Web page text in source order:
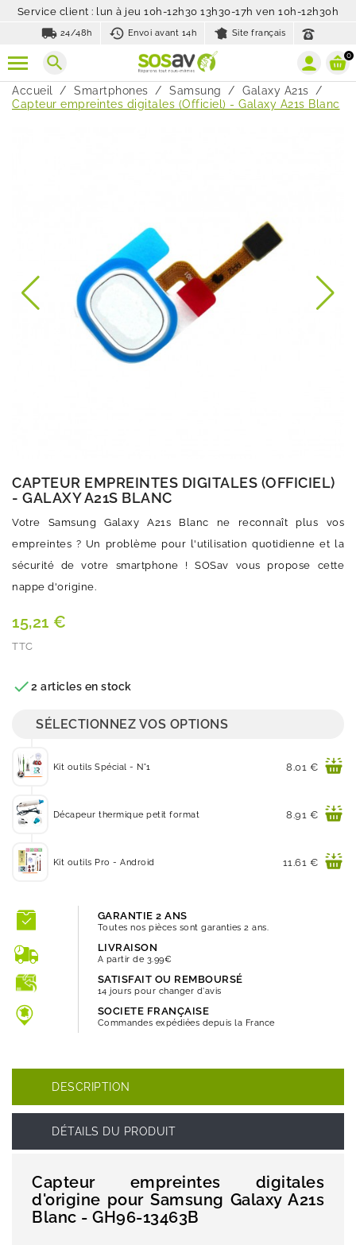
Service client : lun à jeu 10h-12h30 13h30-17h ven 10h-12h30h
local_shipping 24/48h history_toggle_off
Envoi avant 14h Site français
search 0
Accueil Smartphones Samsung
Galaxy A21s
Capteur empreintes digitales (Officiel) - Galaxy A21s Blanc
CAPTEUR EMPREINTES DIGITALES (OFFICIEL)
- GALAXY A21S BLANC
Votre Samsung Galaxy A21s Blanc ne reconnaît plus vos
empreintes ? Un problème pour l'utilisation quotidienne et la
sécurité de votre smartphone ! SOSav vous propose cette
nappe d'origine.
15,21 €
TTC
2 articles en stock
SÉLECTIONNEZ VOS OPTIONS
Kit outils Spécial - N°1 Prix
8.01 €
Décapeur thermique petit format Prix
8.91 €
Kit outils Pro - Android Prix
11.61 €
GARANTIE 2 ANS
Toutes nos pièces sont garanties 2 ans.
LIVRAISON
A partir de 3.99€
SATISFAIT OU REMBOURSÉ
14 jours pour changer d'avis
SOCIETE FRANÇAISE
Commandes expédiées depuis la France
DESCRIPTION
DÉTAILS DU PRODUIT
Capteur empreintes digitales
d'origine pour Samsung Galaxy A21s
Blanc - GH96-13463B